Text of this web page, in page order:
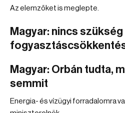
Az elemzőket is meglepte.
Magyar: nincs
Magyar: Orbán tudta,
semmit
Energia- és vízügyi forradalomra